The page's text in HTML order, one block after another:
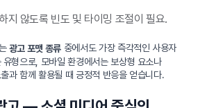
지 않도록 빈도 및 타이밍 조절이 필요.
광고 포맷 종류 중에서도 가장 즉각적인 사용자
형으로, 모바일 환경에서는 보상형 요소나
과 함께 활용될 때 긍정적 반응을 얻습니다.